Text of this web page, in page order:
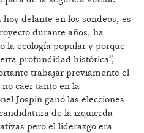
delante en los sondeos, es
durante años, ha
la ecología popular y porque
profundidad histórica”,
trabajar previamente el
caer tanto en la
Jospin ganó las elecciones
de la izquierda
pero el liderazgo era